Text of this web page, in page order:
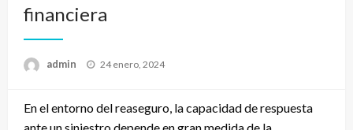
financiera
admin
Publicado
24 enero, 2024
En el entorno del reaseguro, la capacidad de respuesta
ante un siniestro depende en gran medida de la